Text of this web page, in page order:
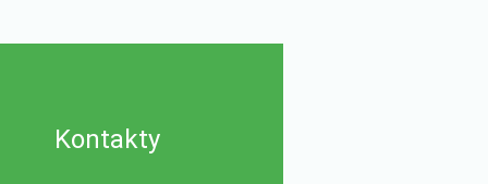
Kontakty